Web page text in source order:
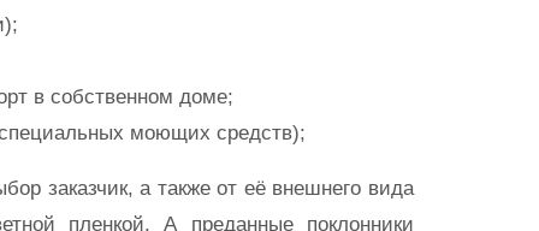
в собственном доме;
моющих средств);
заказчик, а также от её внешнего вида
пленкой. А преданные поклонники